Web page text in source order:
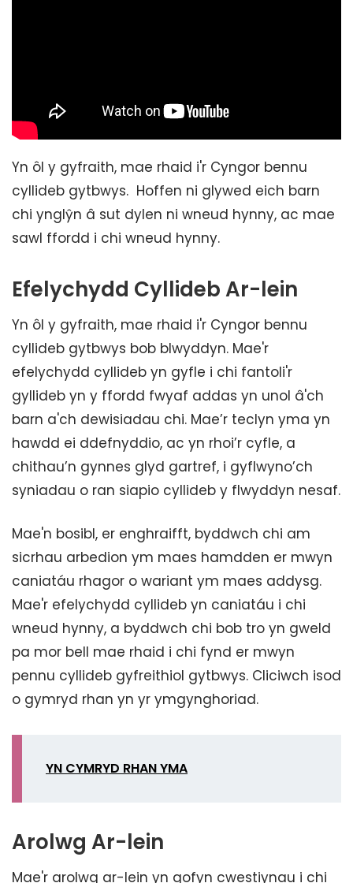
Yn ôl y gyfraith, mae rhaid i'r Cyngor bennu
cyllideb gytbwys. Hoffen ni glywed eich barn
chi ynglŷn â sut dylen ni wneud hynny, ac mae
sawl ffordd i chi wneud hynny.
Efelychydd Cyllideb Ar-lein
Yn ôl y gyfraith, mae rhaid i'r Cyngor bennu
cyllideb gytbwys bob blwyddyn. Mae'r
efelychydd cyllideb yn gyfle i chi fantoli'r
gyllideb yn y ffordd fwyaf addas yn unol â'ch
barn a'ch dewisiadau chi. Mae’r teclyn yma yn
hawdd ei ddefnyddio, ac yn rhoi’r cyfle, a
chithau’n gynnes glyd gartref, i gyflwyno’ch
syniadau o ran siapio cyllideb y flwyddyn nesaf.
Mae'n bosibl, er enghraifft, byddwch chi am
sicrhau arbedion ym maes hamdden er mwyn
caniatáu rhagor o wariant ym maes addysg.
Mae'r efelychydd cyllideb yn caniatáu i chi
wneud hynny, a byddwch chi bob tro yn gweld
pa mor bell mae rhaid i chi fynd er mwyn
pennu cyllideb gyfreithiol gytbwys. Cliciwch isod
o gymryd rhan yn yr ymgynghoriad.
YN CYMRYD RHAN YMA
Arolwg Ar-lein
Mae'r arolwg ar-lein yn gofyn cwestiynau i chi